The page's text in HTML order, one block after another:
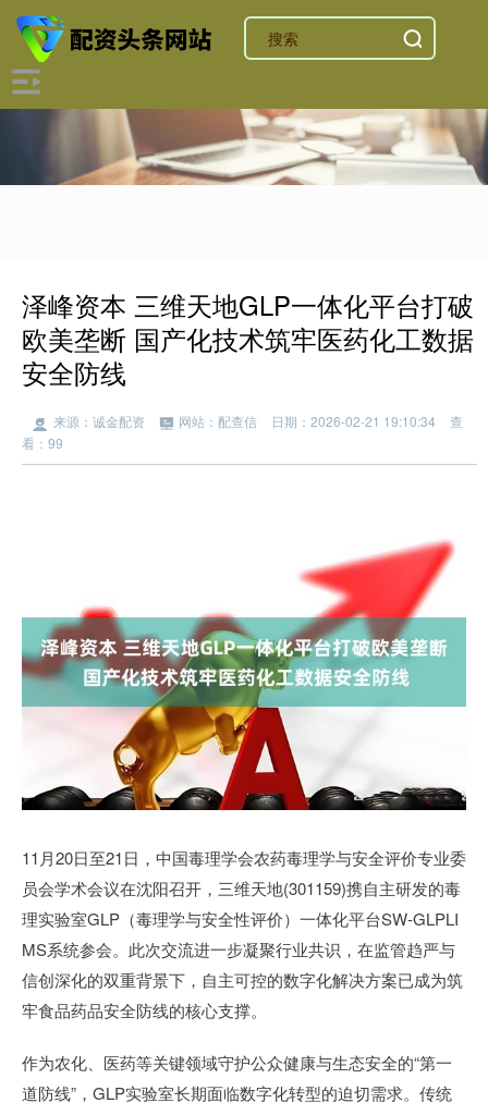
泽峰资本 三维天地GLP一体化平台打破
欧美垄断 国产化技术筑牢医药化工数据
安全防线
来源：诚金配资 网站：配查信 日期：2026-02-21 19:10:34
查
看：99
11月20日至21日，中国毒理学会农药毒理学与安全评价专业委
员会学术会议在沈阳召开，三维天地(301159)携自主研发的毒
理实验室GLP（毒理学与安全性评价）一体化平台SW-GLPLI
MS系统参会。此次交流进一步凝聚行业共识，在监管趋严与
信创深化的双重背景下，自主可控的数字化解决方案已成为筑
牢食品药品安全防线的核心支撑。
作为农化、医药等关键领域守护公众健康与生态安全的“第一
道防线”，GLP实验室长期面临数字化转型的迫切需求。传统